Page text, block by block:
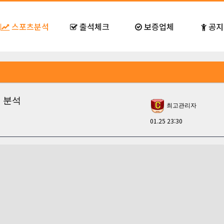
스포츠분석 출석체크 보증업체 공
분석
최고관리자
01.25 23:30